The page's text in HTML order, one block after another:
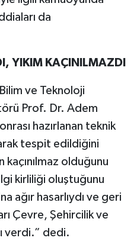
da
YIKIM KAÇINILMAZDI
ve Teknoloji
Prof. Dr. Adem
hazırlanan teknik
tespit edildiğini
kaçınılmaz olduğunu
kirliliği oluştuğunu
ağır hasarlıydı ve geri
Çevre, Şehircilik ve
verdi.” dedi.